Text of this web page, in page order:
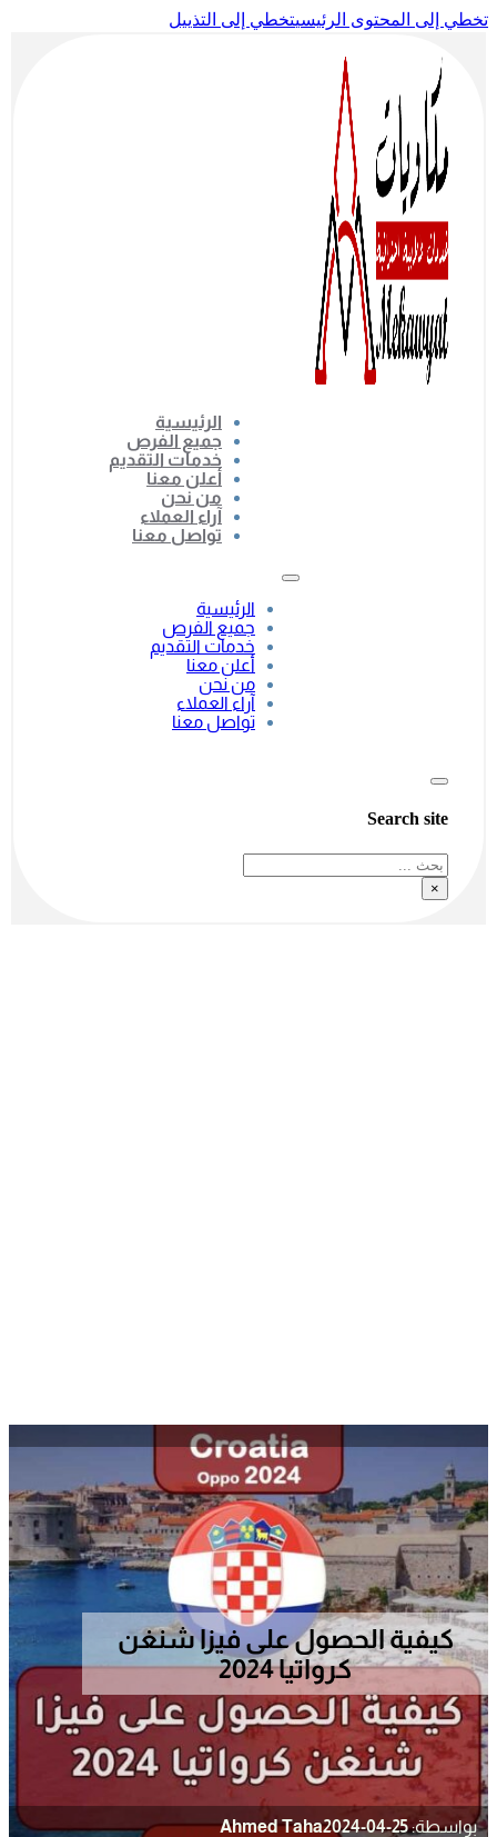
تخطي إلى المحتوى الرئيسيتخطي إلى التذييل
الرئيسية
جميع الفرص
خدمات التقديم
أعلن معنا
من نحن
آراء العملاء
تواصل معنا
الرئيسية
جميع الفرص
خدمات التقديم
أعلن معنا
من نحن
آراء العملاء
تواصل معنا
Search site
بحث
×
كيفية الحصول على فيزا شنغن
كرواتيا 2024
بواسطة: Ahmed Taha2024-04-25